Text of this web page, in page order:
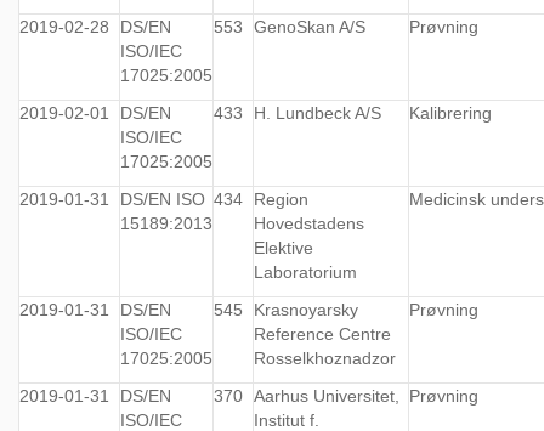
2019-02-28
DS/EN
ISO/IEC
17025:2005
553 GenoSkan A/S Prøvning
2019-02-01
DS/EN
ISO/IEC
17025:2005
433 H. Lundbeck A/S Kalibrering
2019-01-31
DS/EN ISO
15189:2013
434
Region
Hovedstadens
Elektive
Laboratorium
Medicinsk
2019-01-31
DS/EN
ISO/IEC
17025:2005
545
Krasnoyarsky
Reference Centre
Rosselkhoznadzor
Prøvning
2019-01-31
DS/EN
ISO/IEC
370 Aarhus Universitet,
Institut f.
Prøvning